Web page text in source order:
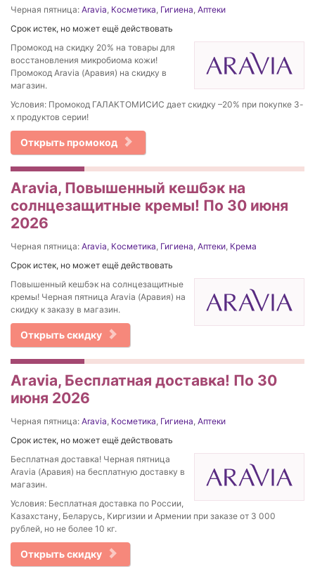
Черная пятница: Aravia Косметика Гигиена Аптеки
Срок истек, но может ещё действовать
Промокод на скидку 20% на товары для
восстановления микробиома кожи!
Промокод Aravia (Аравия) на скидку в
магазин.
Условия: Промокод ГАЛАКТОМИСИС дает скидку –20% при покупке 3-
х продуктов серии!
Открыть промокод
Aravia, Повышенный кешбэк на
солнцезащитные кремы! По 30 июня
2026
Черная пятница: Aravia Косметика Гигиена Аптеки Крема
Срок истек, но может ещё действовать
Повышенный кешбэк на солнцезащитные
кремы! Черная пятница Aravia (Аравия) на
скидку к заказу в магазин.
Открыть скидку
Aravia, Бесплатная доставка! По 30
июня 2026
Черная пятница: Aravia Косметика Гигиена Аптеки
Срок истек, но может ещё действовать
Бесплатная доставка! Черная пятница
Aravia (Аравия) на бесплатную доставку в
магазин.
Условия: Бесплатная доставка по России,
Казахстану, Беларусь, Киргизии и Армении при заказе от 3 000
рублей, но не более 10 кг.
Открыть скидку